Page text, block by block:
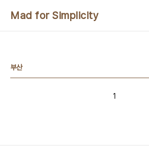
Mad for Simplicity
부산
1